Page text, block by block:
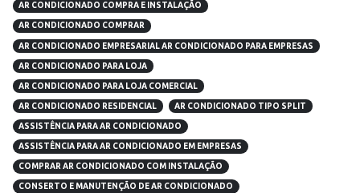
AR CONDICIONADO COMPRA E INSTALAÇÃO
AR CONDICIONADO COMPRAR
AR CONDICIONADO EMPRESARIAL AR CONDICIONADO PARA EMPRESAS
AR CONDICIONADO PARA LOJA
AR CONDICIONADO PARA LOJA COMERCIAL
AR CONDICIONADO RESIDENCIAL AR CONDICIONADO TIPO SPLIT
ASSISTÊNCIA PARA AR CONDICIONADO
ASSISTÊNCIA PARA AR CONDICIONADO EM EMPRESAS
COMPRAR AR CONDICIONADO COM INSTALAÇÃO
CONSERTO E MANUTENÇÃO DE AR CONDICIONADO